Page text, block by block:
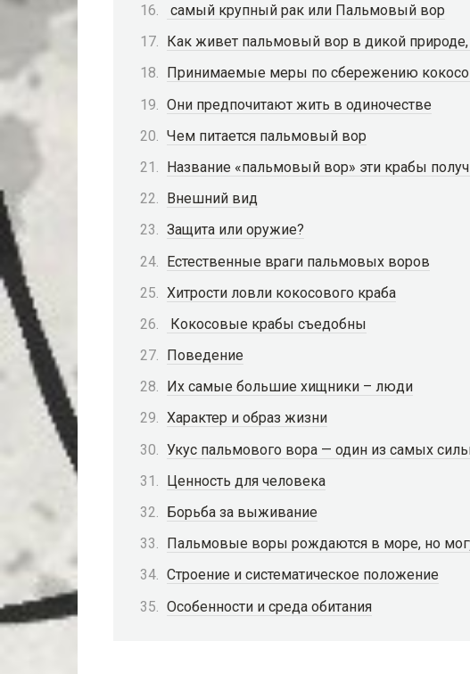
самый крупный рак или Пальмовый вор
Как живет пальмовый вор в дикой природе,
Принимаемые меры по сбережению
Они предпочитают жить в одиночестве
Чем питается пальмовый вор
Название «пальмовый вор» эти крабы
Внешний вид
Защита или оружие?
Естественные враги пальмовых воров
Хитрости ловли кокосового краба
Кокосовые крабы съедобны
Поведение
Их самые большие хищники – люди
Характер и образ жизни
Укус пальмового вора — один из самых
Ценность для человека
Борьба за выживание
Пальмовые воры рождаются в море, но
Строение и систематическое положение
Особенности и среда обитания